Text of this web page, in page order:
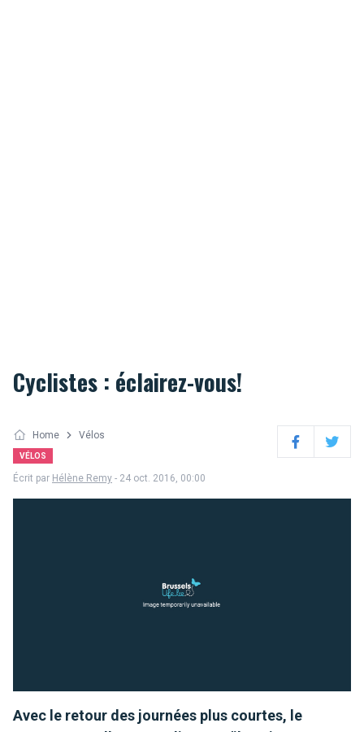
Cyclistes : éclairez-vous!
Home Vélos
VÉLOS FacebookTwitter
Écrit par Hélène Remy - 24 oct. 2016, 00:00
Avec le retour des journées plus courtes, le